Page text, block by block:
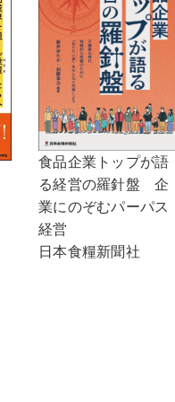
食品企業トップが語
る経営の羅針盤 企
業にのぞむパーパス
経営
日本食糧新聞社